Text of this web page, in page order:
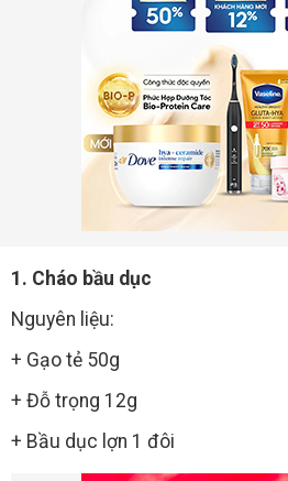
1. Cháo bầu dục
Nguyên liệu:
+ Gạo tẻ 50g
+ Đỗ trọng 12g
+ Bầu dục lợn 1 đôi